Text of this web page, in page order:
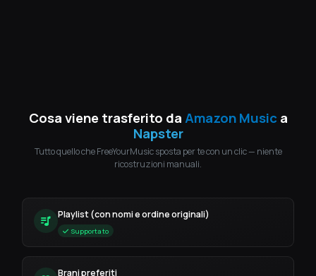
Cosa viene trasferito daAmazon Music a
Napster
Tutto quello che FreeYourMusic sposta per te con un clic — niente
ricostruzioni manuali.
Playlist (con nomi e ordine originali)
Supportato
Brani preferiti